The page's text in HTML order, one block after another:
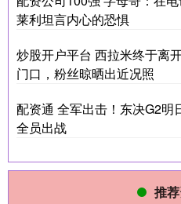
莱利坦言内心的恐惧
炒股开户平台 西拉米终于离
门口，粉丝晾晒出近况照
配资通 全军出击！东决G2明
全员出战
推